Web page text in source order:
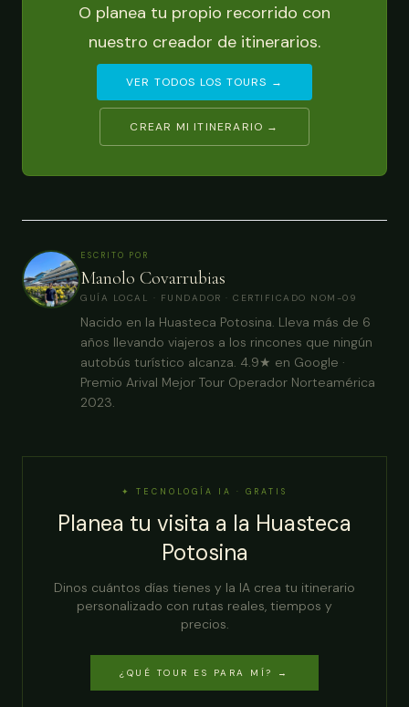
O planea tu propio recorrido con
nuestro creador de itinerarios.
VER TODOS LOS TOURS →
CREAR MI ITINERARIO →
ESCRITO POR
Manolo Covarrubias
GUÍA LOCAL · FUNDADOR · CERTIFICADO NOM-09
Nacido en la Huasteca Potosina. Lleva más de 6
años llevando viajeros a los rincones que ningún
autobús turístico alcanza. 4.9★ en Google ·
Premio Arival Mejor Tour Operador Norteamérica
2023.
✦ TECNOLOGÍA IA · GRATIS
Planea tu visita a la Huasteca
Potosina
Dinos cuántos días tienes y la IA crea tu itinerario
personalizado con rutas reales, tiempos y
precios.
¿QUÉ TOUR ES PARA MÍ? →